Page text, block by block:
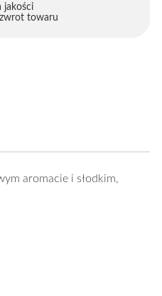
jakości
towaru
aromacie i słodkim,